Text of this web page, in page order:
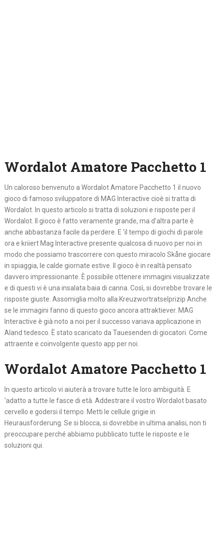
Wordalot Amatore Pacchetto 1
Un caloroso benvenuto a Wordalot Amatore Pacchetto 1 il nuovo
gioco di famoso sviluppatore di MAG Interactive cioè si tratta di
Wordalot. In questo articolo si tratta di soluzioni e risposte per il
Wordalot. Il gioco è fatto veramente grande, ma d’altra parte è
anche abbastanza facile da perdere. E ‘il tempo di giochi di parole
ora e kriiert Mag Interactive presente qualcosa di nuovo per noi in
modo che possiamo trascorrere con questo miracolo Skåne giocare
in spiaggia, le calde giornate estive. Il gioco è in realtà pensato
davvero impressionante. È possibile ottenere immagini visualizzate
e di questi vi è una insalata baia di canna. Così, si dovrebbe trovare le
risposte giuste. Assomiglia molto alla Kreuzwortratselprizip Anche
se le immagini fanno di questo gioco ancora attraktiever. MAG
Interactive è già noto a noi per il successo variava applicazione in
Aland tedesco. È stato scaricato da Tauesenden di giocatori. Come
attraente e coinvolgente questo app per noi.
Wordalot Amatore Pacchetto 1
In questo articolo vi aiuterà a trovare tutte le loro ambiguità. E
‘adatto a tutte le fasce di età. Addestrare il vostro Wordalot basato
cervello e godersi il tempo. Metti le cellule grigie in
Heurausforderung. Se si blocca, si dovrebbe in ultima analisi, non ti
preoccupare perché abbiamo pubblicato tutte le risposte e le
soluzioni qui.